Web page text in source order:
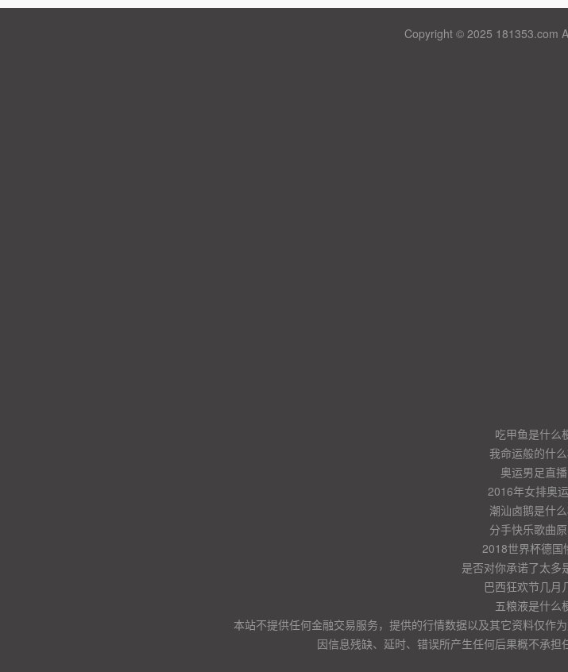
Copyright © 2025 181353.com
吃甲鱼是什么
我命运般的什
奥运男足直播
2016年女排奥
潮汕卤鹅是什
分手快乐歌曲
2018世界杯德国
是否对你承诺了太多
巴西狂欢节几月
五粮液是什么
本站不提供任何金融交易服务，提供的行情数据以及其它资料仅作
因信息残缺、延时、错误所产生任何后果概不承担